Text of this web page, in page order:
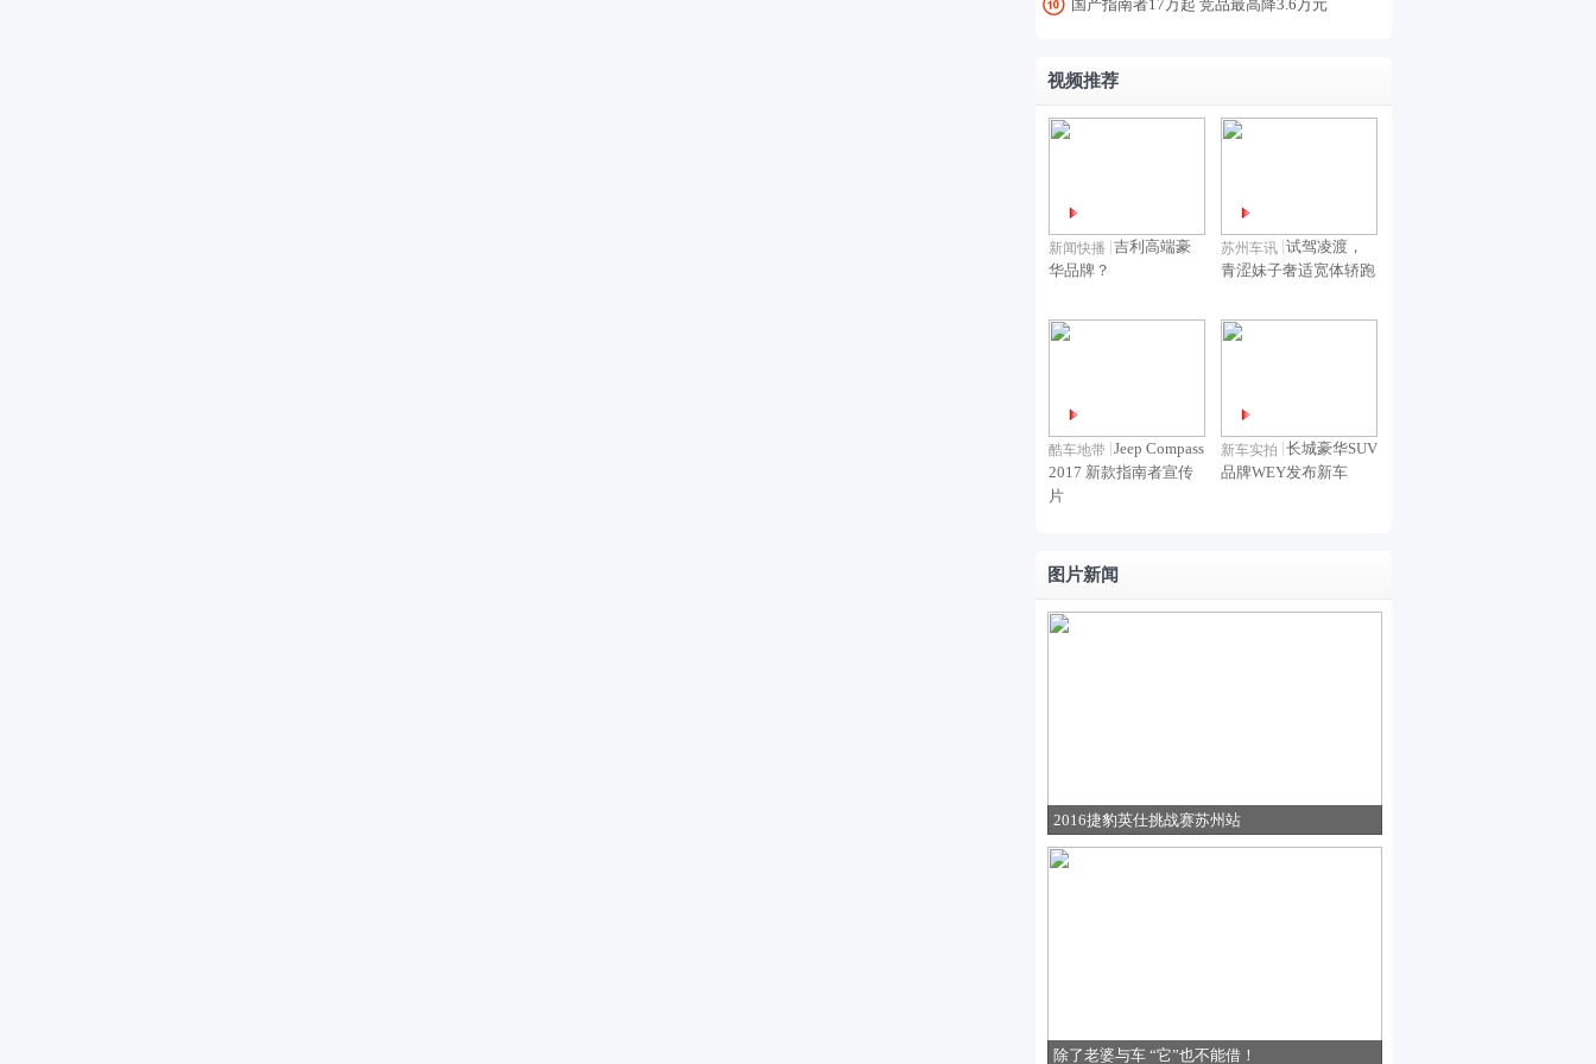
国产指南者17万起 竞品最高降3.6万元
视频推荐
新闻快播 吉利高端豪
华品牌？
苏州车讯 试驾凌渡，
青涩妹子奢适宽体轿跑
酷车地带 Jeep Compass
2017 新款指南者宣传
片
新车实拍 长城豪华SUV
品牌WEY发布新车
图片新闻
2016捷豹英仕挑战赛苏州站
除了老婆与车 “它”也不能借！